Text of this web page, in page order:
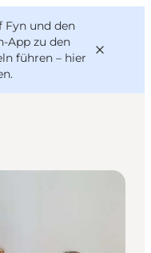
Fyn und den
App zu den
führen – hier
.